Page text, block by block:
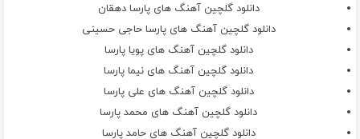
دانلود گلچین آهنگ های پارسا دهقان
دانلود گلچین آهنگ های پارسا حاجی حسینی
دانلود گلچین آهنگ های پویا پارسا
دانلود گلچین آهنگ های نیما پارسا
دانلود گلچین آهنگ های علی پارسا
دانلود گلچین آهنگ های محمد پارسا
دانلود گلچین آهنگ های حامد پارسا